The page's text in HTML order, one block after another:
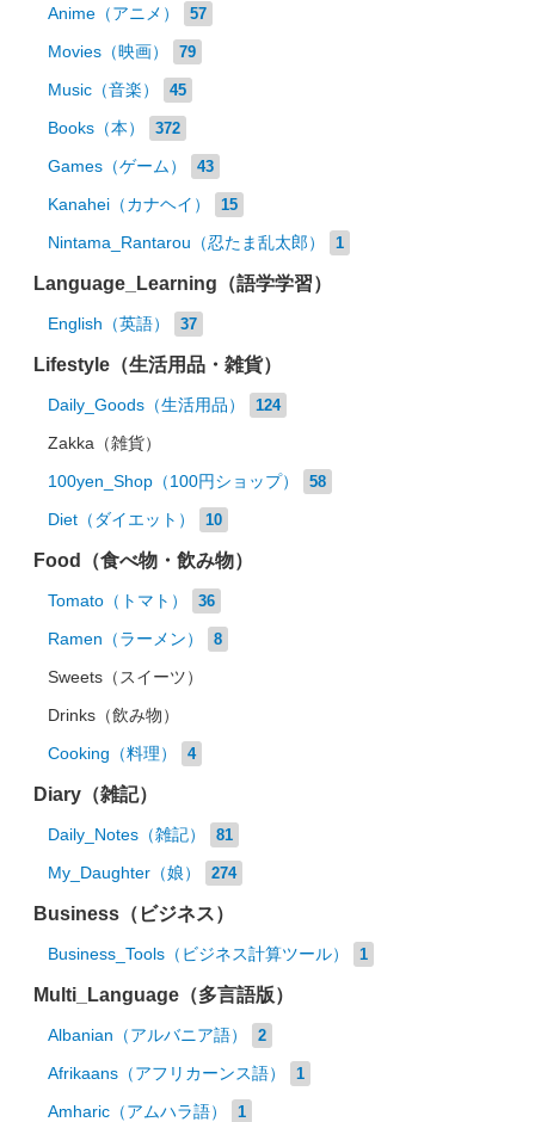
Anime（アニメ） 57
Movies（映画） 79
Music（音楽） 45
Books（本） 372
Games（ゲーム） 43
Kanahei（カナヘイ） 15
Nintama_Rantarou（忍たま乱太郎） 1
Language_Learning（語学学習）
English（英語） 37
Lifestyle（生活用品・雑貨）
Daily_Goods（生活用品） 124
Zakka（雑貨）
100yen_Shop（100円ショップ） 58
Diet（ダイエット） 10
Food（食べ物・飲み物）
Tomato（トマト） 36
Ramen（ラーメン） 8
Sweets（スイーツ）
Drinks（飲み物）
Cooking（料理） 4
Diary（雑記）
Daily_Notes（雑記） 81
My_Daughter（娘） 274
Business（ビジネス）
Business_Tools（ビジネス計算ツール） 1
Multi_Language（多言語版）
Albanian（アルバニア語） 2
Afrikaans（アフリカーンス語） 1
Amharic（アムハラ語） 1